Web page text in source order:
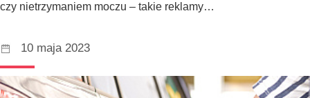
czy nietrzymaniem moczu – takie reklamy…
10 maja 2023